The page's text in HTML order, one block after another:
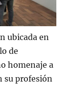
ubicada en
de
homenaje a
su profesión